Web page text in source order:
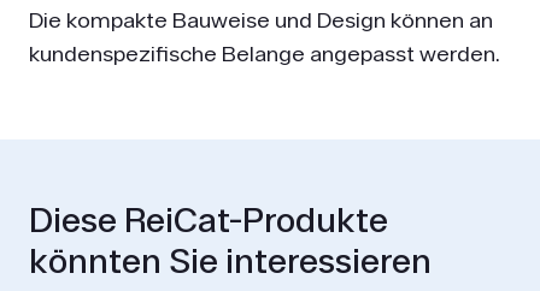
Die kompakte Bauweise und Design können an
kundenspezifische Belange angepasst werden.
Diese ReiCat-Produkte
könnten Sie interessieren